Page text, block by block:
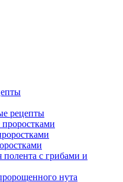
рецепты
полента с грибами и
нута